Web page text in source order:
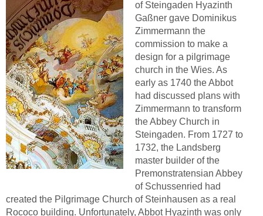
of Steingaden Hyazinth
Gaßner gave Dominikus
Zimmermann the
commission to make a
design for a pilgrimage
church in the Wies. As
early as 1740 the Abbot
had discussed plans with
Zimmermann to transform
the Abbey Church in
Steingaden. From 1727 to
1732, the Landsberg
master builder of the
Premonstratensian Abbey
of Schussenried had
created the Pilgrimage Church of Steinhausen as a real
Rococo building. Unfortunately, Abbot Hyazinth was only